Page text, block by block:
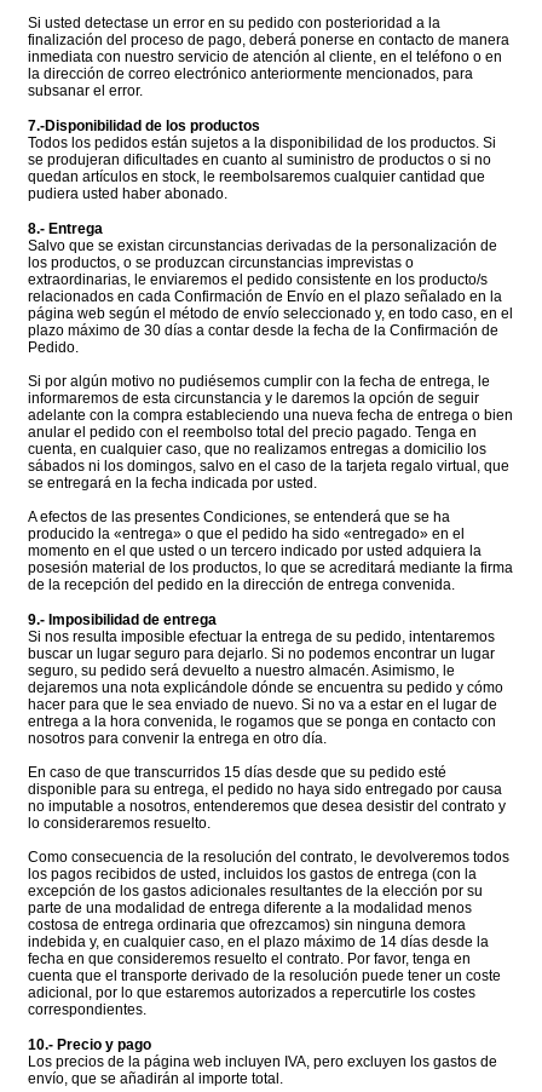
Si usted detectase un error en su pedido con posterioridad a la
finalización del proceso de pago, deberá ponerse en contacto de manera
inmediata con nuestro servicio de atención al cliente, en el teléfono o en
la dirección de correo electrónico anteriormente mencionados, para
subsanar el error.
7.-Disponibilidad de los productos
Todos los pedidos están sujetos a la disponibilidad de los productos. Si
se produjeran dificultades en cuanto al suministro de productos o si no
quedan artículos en stock, le reembolsaremos cualquier cantidad que
pudiera usted haber abonado.
8.- Entrega
Salvo que se existan circunstancias derivadas de la personalización de
los productos, o se produzcan circunstancias imprevistas o
extraordinarias, le enviaremos el pedido consistente en los producto/s
relacionados en cada Confirmación de Envío en el plazo señalado en la
página web según el método de envío seleccionado y, en todo caso, en el
plazo máximo de 30 días a contar desde la fecha de la Confirmación de
Pedido.
Si por algún motivo no pudiésemos cumplir con la fecha de entrega, le
informaremos de esta circunstancia y le daremos la opción de seguir
adelante con la compra estableciendo una nueva fecha de entrega o bien
anular el pedido con el reembolso total del precio pagado. Tenga en
cuenta, en cualquier caso, que no realizamos entregas a domicilio los
sábados ni los domingos, salvo en el caso de la tarjeta regalo virtual, que
se entregará en la fecha indicada por usted.
A efectos de las presentes Condiciones, se entenderá que se ha
producido la «entrega» o que el pedido ha sido «entregado» en el
momento en el que usted o un tercero indicado por usted adquiera la
posesión material de los productos, lo que se acreditará mediante la firma
de la recepción del pedido en la dirección de entrega convenida.
9.- Imposibilidad de entrega
Si nos resulta imposible efectuar la entrega de su pedido, intentaremos
buscar un lugar seguro para dejarlo. Si no podemos encontrar un lugar
seguro, su pedido será devuelto a nuestro almacén. Asimismo, le
dejaremos una nota explicándole dónde se encuentra su pedido y cómo
hacer para que le sea enviado de nuevo. Si no va a estar en el lugar de
entrega a la hora convenida, le rogamos que se ponga en contacto con
nosotros para convenir la entrega en otro día.
En caso de que transcurridos 15 días desde que su pedido esté
disponible para su entrega, el pedido no haya sido entregado por causa
no imputable a nosotros, entenderemos que desea desistir del contrato y
lo consideraremos resuelto.
Como consecuencia de la resolución del contrato, le devolveremos todos
los pagos recibidos de usted, incluidos los gastos de entrega (con la
excepción de los gastos adicionales resultantes de la elección por su
parte de una modalidad de entrega diferente a la modalidad menos
costosa de entrega ordinaria que ofrezcamos) sin ninguna demora
indebida y, en cualquier caso, en el plazo máximo de 14 días desde la
fecha en que consideremos resuelto el contrato. Por favor, tenga en
cuenta que el transporte derivado de la resolución puede tener un coste
adicional, por lo que estaremos autorizados a repercutirle los costes
correspondientes.
10.- Precio y pago
Los precios de la página web incluyen IVA, pero excluyen los gastos de
envío, que se añadirán al importe total.